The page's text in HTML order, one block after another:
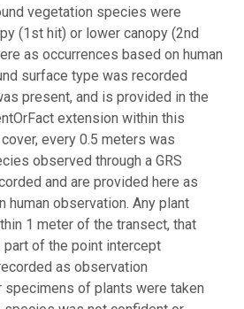
vegetation species were
(1st hit) or lower canopy (2nd
as occurrences based on human
surface type was recorded
present, and is provided in the
extension within this
every 0.5 meters was
observed through a GRS
and are provided here as
human observation. Any plant
1 meter of the transect, that
of the point intercept
as observation
specimens of plants were taken